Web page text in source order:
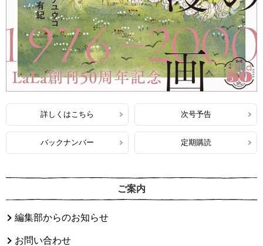
詳しくはこちら 次号予告
バックナンバー 定期購読
ご案内
編集部からのお知らせ
お問い合わせ